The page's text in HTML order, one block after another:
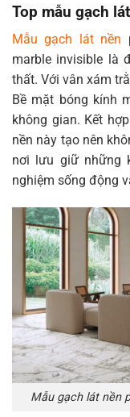
Top mẫu gạch
Mẫu gạch lát nền
marble invisible là
thất. Với vân xám
Bề mặt bóng kính
không gian. Kết
nền này tạo nên
nơi lưu giữ những
nghiệm sống động
Mẫu gạch lát nền